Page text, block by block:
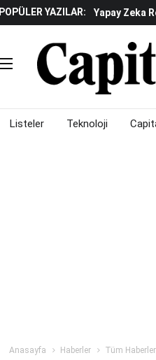
POPÜLER YAZILAR:
Yapay Zeka
Beyaz Eşya
Döviz Ve
Küresel
Piyasalarda
Listeler Teknoloji
Anasayfa Haberler Tüm Haberler